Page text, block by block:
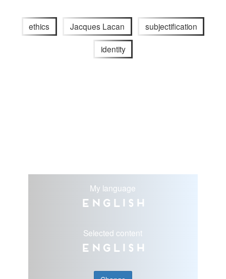
ethics Jacques Lacan subjectification
identity
My language
English
Selected content
English